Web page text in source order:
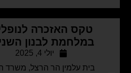
טקס האזכרה לנופלים
במלחמת לבנון השנייה
בית עלמין הר הרצל,משרד הביטחון,